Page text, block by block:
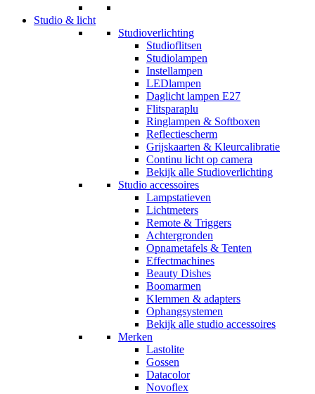
Studio & licht
Studioverlichting
Studioflitsen
Studiolampen
Instellampen
LEDlampen
Daglicht lampen E27
Flitsparaplu
Ringlampen & Softboxen
Reflectiescherm
Grijskaarten & Kleurcalibratie
Continu licht op camera
Bekijk alle Studioverlichting
Studio accessoires
Lampstatieven
Lichtmeters
Remote & Triggers
Achtergronden
Opnametafels & Tenten
Effectmachines
Beauty Dishes
Boomarmen
Klemmen & adapters
Ophangsystemen
Bekijk alle studio accessoires
Merken
Lastolite
Gossen
Datacolor
Novoflex